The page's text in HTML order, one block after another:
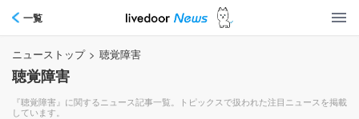
一覧
ニューストップ > 聴覚障害
聴覚障害
『聴覚障害』に関するニュース記事一覧。トピックスで扱われた注目ニュースを掲載
しています。